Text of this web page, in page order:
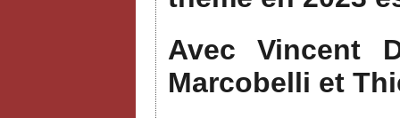
Avec Vincent
Marcobelli et